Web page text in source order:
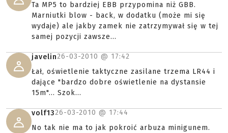
Ta MP5 to bardziej EBB przypomina niż GBB.
Marniutki blow - back, w dodatku (może mi się
wydaje) ale jakby zamek nie zatrzymywał się w tej
samej pozycji zawsze...
javelin26-03-2010 @ 17:42
Łał, oświetlenie taktyczne zasilane trzema LR44 i
dające "bardzo dobre oświetlenie na dystansie
15m"... Szok...
volf1326-03-2010 @ 17:44
No tak nie ma to jak pokroić arbuza minigunem.